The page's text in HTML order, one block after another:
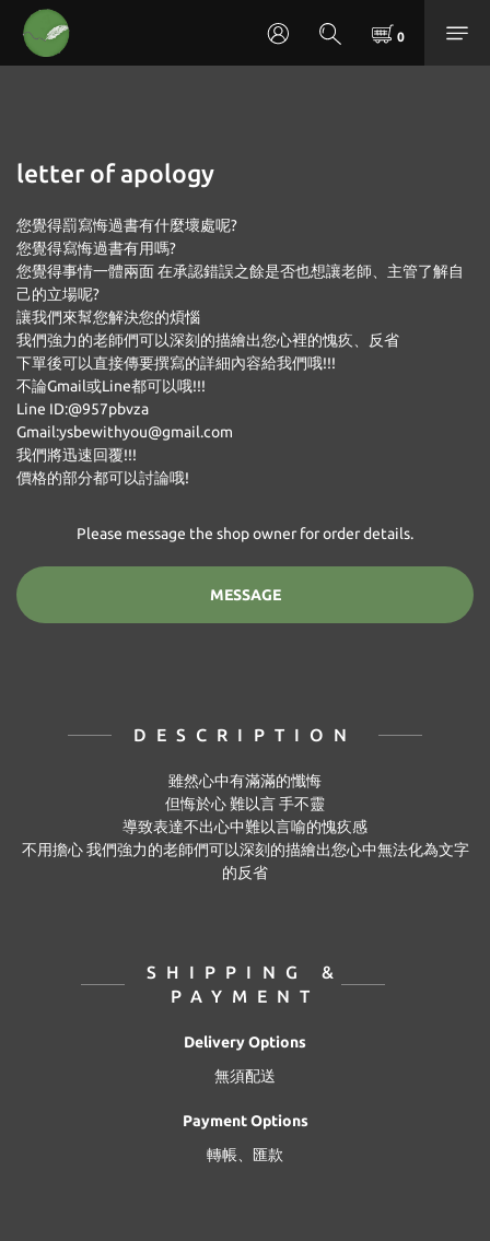
letter of apology
您覺得罰寫悔過書有什麼壞處呢?
您覺得寫悔過書有用嗎?
您覺得事情一體兩面 在承認錯誤之餘是否也想讓老師、主管了解自
己的立場呢?
讓我們來幫您解決您的煩惱
我們強力的老師們可以深刻的描繪出您心裡的愧疚、反省
下單後可以直接傳要撰寫的詳細內容給我們哦!!!
不論Gmail或Line都可以哦!!!
Line ID:@957pbvza
Gmail:ysbewithyou@gmail.com
我們將迅速回覆!!!
價格的部分都可以討論哦!
Please message the shop owner for order details.
MESSAGE
DESCRIPTION
雖然心中有滿滿的懺悔
但悔於心 難以言 手不靈
導致表達不出心中難以言喻的愧疚感
不用擔心 我們強力的老師們可以深刻的描繪出您心中無法化為文字
的反省
SHIPPING &
PAYMENT
Delivery Options
無須配送
Payment Options
轉帳、匯款